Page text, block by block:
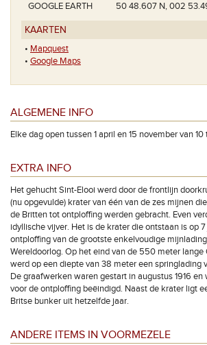
GOOGLE EARTH
50 48.607 N, 002
KAARTEN
• Mapquest
• Google Maps
ALGEMENE INFO
Elke dag open tussen 1 april en 15 november van 10
EXTRA INFO
Het gehucht Sint-Elooi werd door de frontlijn
(nu opgevulde) krater van één van de zes mijnen
de Britten tot ontploffing werden gebracht. Even
idyllische vijver. Het is de krater die ontstaan is op 7
ontploffing van de grootste enkelvoudige
Wereldoorlog. Op het eind van de 550 meter lange
werd op een diepte van 38 meter een springlading
De graafwerken waren gestart in augustus 1916
voor de ontploffing beëindigd. Naast de krater ligt
Britse bunker uit hetzelfde jaar.
ANDERE ITEMS IN VOORMEZELE